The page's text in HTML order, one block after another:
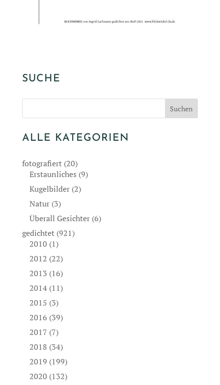
SUCHE
ALLE KATEGORIEN
fotografiert(20)
Erstaunliches (9)
Kugelbilder(2)
Natur(3)
Überall Gesichter(6)
gedichtet(921)
2010 (1)
2012 (22)
2013 (16)
2014(11)
2015 (3)
2016 (39)
2017 (7)
2018 (34)
2019 (199)
2020 (132)